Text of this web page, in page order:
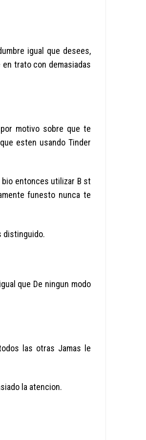
igual que desees,
trato con demasiadas
motivo sobre que te
esten usando Tinder
bio entonces utilizar B st
funesto nunca te
distinguido.
que De ningun modo
las otras Jamas le
la atencion.